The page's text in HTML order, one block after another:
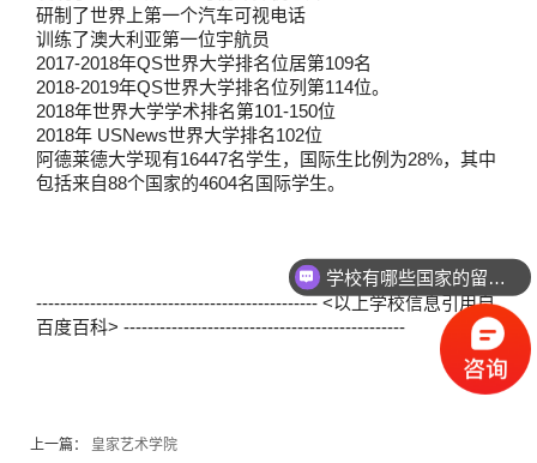
研制了世界上第一个汽车可视电话
训练了澳大利亚第一位宇航员
2017-2018年QS世界大学排名位居第109名
2018-2019年QS世界大学排名位列第114位。
2018年世界大学学术排名第101-150位
2018年 USNews世界大学排名102位
阿德莱德大学现有16447名学生，国际生比例为28%，其中
包括来自88个国家的4604名国际学生。
----------------------------------------------- <以上学校信息引用自
百度百科> -----------------------------------------------
上一篇： 皇家艺术学院